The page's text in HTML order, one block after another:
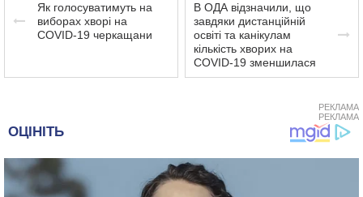
Як голосуватимуть на
виборах хворі на
COVID-19 черкащани
В ОДА відзначили, що
завдяки дистанційній
освіті та канікулам
кількість хворих на
COVID-19 зменшилася
РЕКЛАМА
РЕКЛАМА